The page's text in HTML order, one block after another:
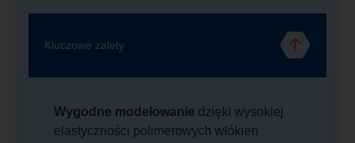
Kluczowe zalety
Wygodne modelowanie dzięki wysokiej
elastyczności polimerowych włókien